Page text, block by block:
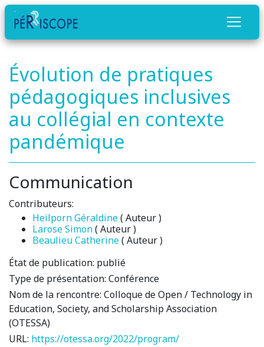
Évolution de pratiques
pédagogiques inclusives
au collégial en contexte
pandémique
Communication
Contributeurs:
Heilporn Géraldine( Auteur )
Larose Simon( Auteur )
Beaulieu Catherine( Auteur )
État de publication: publié
Type de présentation: Conférence
Nom de la rencontre: Colloque de Open / Technology in
Education, Society, and Scholarship Association
(OTESSA)
URL: https://otessa.org/2022/program/